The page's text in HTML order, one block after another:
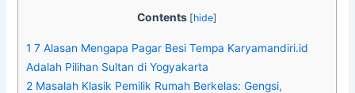
Contents [hide]
1 7 Alasan Mengapa Pagar Besi Tempa Karyamandiri.id
Adalah Pilihan Sultan di Yogyakarta
2 Masalah Klasik Pemilik Rumah Berkelas: Gengsi,